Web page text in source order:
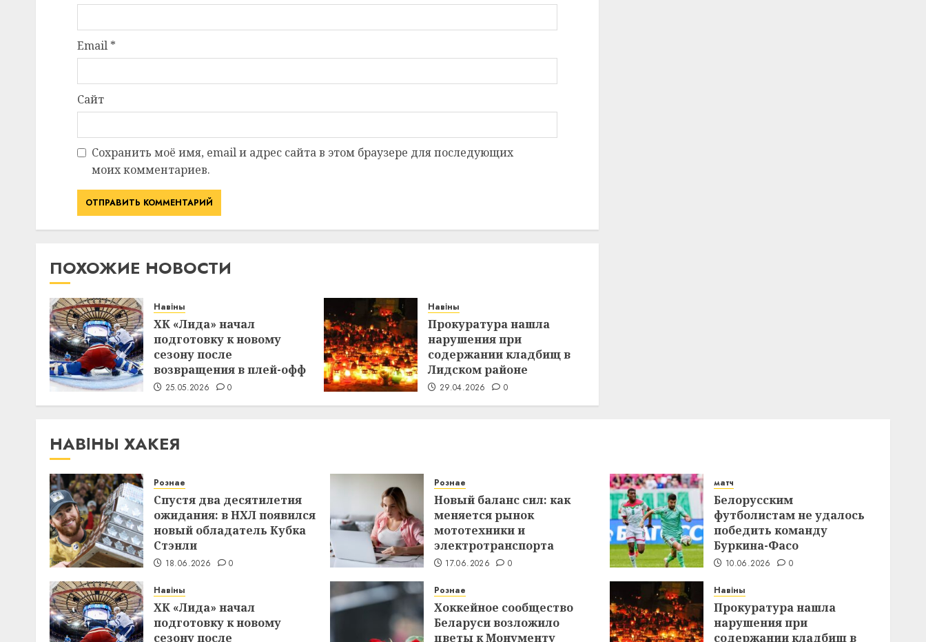
Email *
Сайт
Сохранить моё имя, email и адрес сайта в этом браузере для последующих
моих комментариев.
ПОХОЖИЕ НОВОСТИ
Навіны
ХК «Лида» начал
подготовку к новому
сезону после
возвращения в плей-офф
25.05.2026 0
Навіны
Прокуратура нашла
нарушения при
содержании кладбищ в
Лидском районе
29.04.2026 0
НАВІНЫ ХАКЕЯ
Рознае
Спустя два десятилетия
ожидания: в НХЛ появился
новый обладатель Кубка
Стэнли
18.06.2026 0
Рознае
Новый баланс сил: как
меняется рынок
мототехники и
электротранспорта
17.06.2026 0
матч
Белорусским
футболистам не удалось
победить команду
Буркина-Фасо
10.06.2026 0
Навіны
ХК «Лида» начал
подготовку к новому
сезону после
Рознае
Хоккейное сообщество
Беларуси возложило
цветы к Монументу
Навіны
Прокуратура нашла
нарушения при
содержании кладбищ в